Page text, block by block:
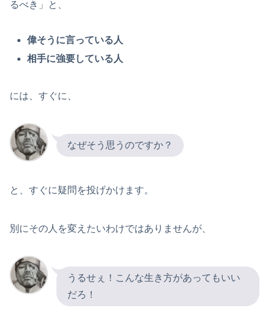
るべき」と、
偉そうに言っている人
相手に強要している人
には、すぐに、
なぜそう思うのですか？
と、すぐに疑問を投げかけます。
別にその人を変えたいわけではありませんが、
うるせぇ！こんな生き方があってもいい
だろ！